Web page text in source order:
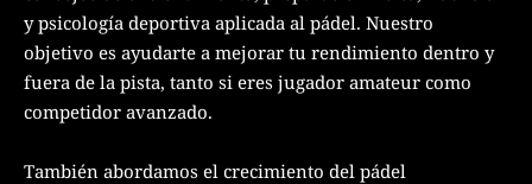
y psicología deportiva aplicada al pádel. Nuestro
objetivo es ayudarte a mejorar tu rendimiento dentro y
fuera de la pista, tanto si eres jugador amateur como
competidor avanzado.
También abordamos el crecimiento del pádel